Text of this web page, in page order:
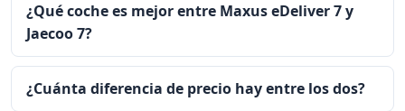
¿Qué coche es mejor entre Maxus eDeliver 7 y
Jaecoo 7?
¿Cuánta diferencia de precio hay entre los dos?